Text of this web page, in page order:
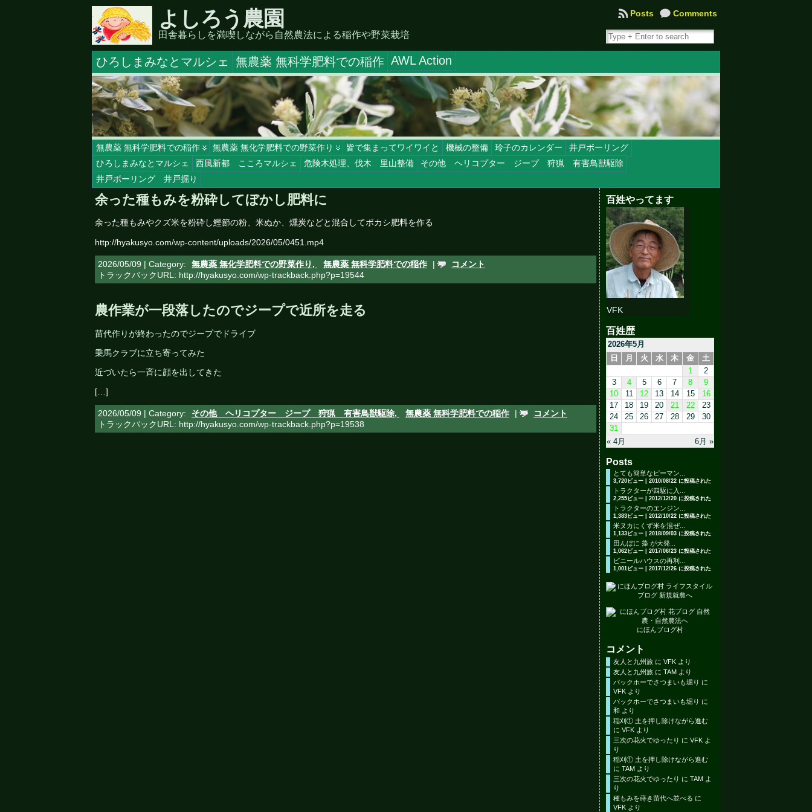
よしろう農園
田舎暮らしを満喫しながら自然農法による稲作や野菜栽培
Comments
Posts
ひろしまみなとマルシェ 無農薬 無科学肥料での稲作 AWL Action
無農薬 無科学肥料での稲作 無農薬 無化学肥料での野菜作り 皆で集まってワイワイと 機械の整備 玲子のカレンダー
井戸ボーリング
ひろしまみなとマルシェ
西風新都 こころマルシェ 危険木処理、伐木 里山整備
その他 ヘリコプター ジープ 狩猟 有害鳥獣駆除
井戸ボーリング 井戸掘り
余った種もみを粉砕してぼかし肥料に
余った種もみやクズ米を粉砕し鰹節の粉、米ぬか、燻炭などと混合してボカシ肥料を作る
http://hyakusyo.com/wp-content/uploads/2026/05/0451.mp4
2026/05/09 | Category: 無農薬 無化学肥料での野菜作り, 無農薬 無科学肥料での稲作 |
コメント
トラックバックURL: http://hyakusyo.com/wp-trackback.php?p=19544
農作業が一段落したのでジープで近所を走る
苗代作りが終わったのでジープでドライブ
乗馬クラブに立ち寄ってみた
近づいたら一斉に顔を出してきた
[…]
2026/05/09 | Category: その他 ヘリコプター ジープ 狩猟 有害鳥獣駆除, 無農薬 無科学肥料での稲作 |
コメント
トラックバックURL: http://hyakusyo.com/wp-trackback.php?p=19538
百姓やってます
VFK
百姓歴
2026年5月
日
月 火 水 木 金 土
« 4月 6月 »
1
2
3
4 5 6 7 8
9
10
11 12 13 14 15
16
17
18 19 20 21 22
23
24
25 26 27 28 29
30
31
Posts
とても簡単なピーマン...
3,720ビュー 2010/08/22 に投稿された
トラクターが四駆に入...
2,255ビュー 2012/12/20 に投稿された
トラクターのエンジン...
1,383ビュー 2012/10/22 に投稿された
米ヌカにくず米を混ぜ...
1,133ビュー 2018/09/03 に投稿された
田んぼに 藻 が大発...
1,062ビュー 2017/06/23 に投稿された
ビニールハウスの再利...
1,001ビュー 2017/12/26 に投稿された
にほんブログ村
コメント
友人と九州旅 に VFK より
友人と九州旅 に TAM より
バックホーでさつまいも堀り に
VFK より
バックホーでさつまいも堀り に
和 より
稲刈① 土を押し除けながら進む
に VFK より
三次の花火でゆったり に VFK よ
り
稲刈① 土を押し除けながら進む
に TAM より
三次の花火でゆったり に TAM よ
り
種もみを蒔き苗代へ並べる に
VFK より